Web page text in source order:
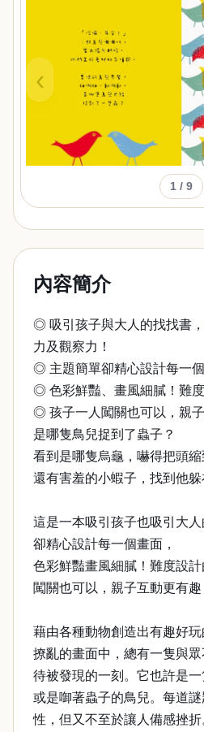
‹
1 / 9
內容簡介
◎ 吸引孩子與大人的找找書
力及觀察力！
◎ 主題簡單卻精心設計每一個
◎ 色彩鮮豔、畫風細膩！難度
◎ 孩子一人闖關也可以，親子
是哪隻鳥兒捉到了蟲子？
看到是哪隻烏龜，嚇得把頭縮
還有害羞的小蝦子，找到他躲
這是一本吸引孩子也吸引大
卻精心設計每一個畫面，
色彩鮮豔畫風細膩！難度設
闖關也可以，親子互動更有趣
藉由各種動物創造出有趣好
撩亂的畫面中，總有一隻與
待被發現的一刻。它也許是一
或是啣著蟲子的鳥兒。每道
性，但又不至於讓人備感挫